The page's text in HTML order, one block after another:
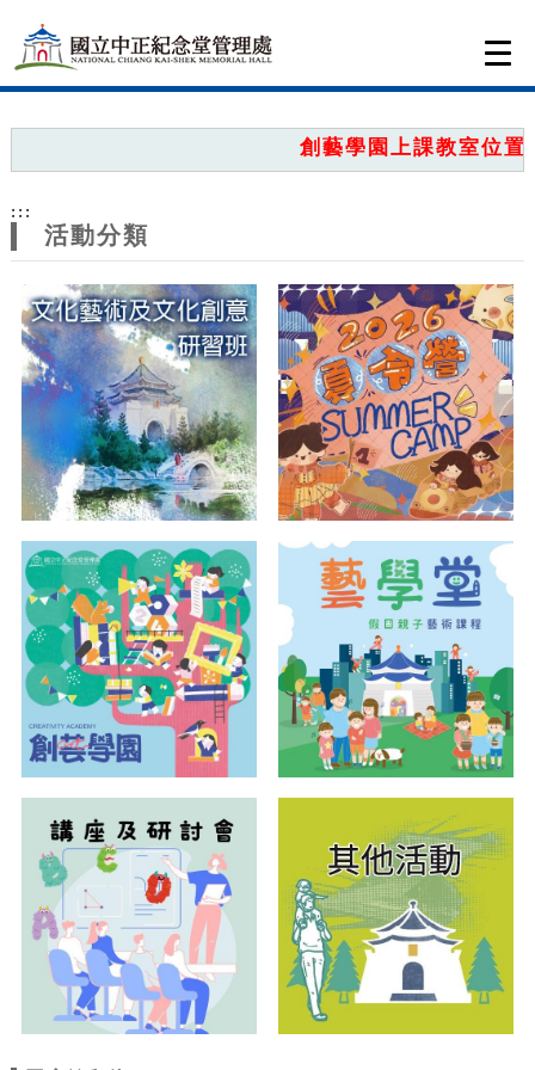
網
站
主
題
創藝學園上課教室位置
:::
活動分類